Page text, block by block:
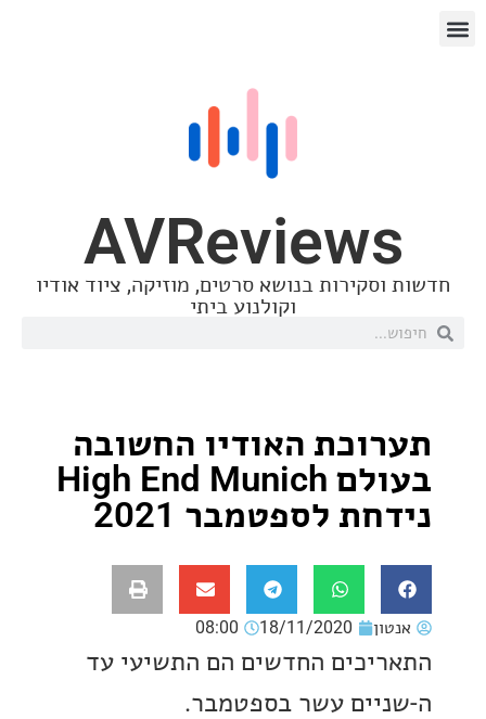
בנושא סרטים, מוזיקה, ציוד אודיו
וקולנוע ביתי
האודיו החשובה
בעולם High End Munich
לספטמבר 2021
18/11/2020
08:00
החדשים הם התשיעי עד
עשר בספטמבר.